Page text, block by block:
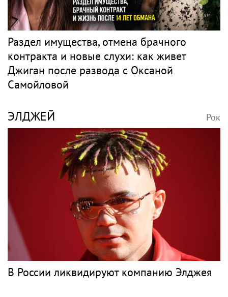
Раздел имущества, отмена брачного
контракта и новые слухи: как живет
Джиган после развода с Оксаной
Самойловой
ЭЛДЖЕЙ Рок
В России ликвидируют компанию Элджея